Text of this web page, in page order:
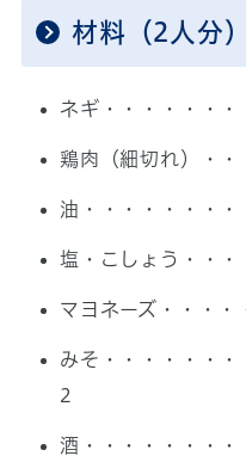
材料（2人分）
ネギ・・・・・・
鶏肉（細切れ）・
油・・・・・・・
塩・こしょう・・・
マヨネーズ・・・
みそ・・・・・・
2
酒・・・・・・・・